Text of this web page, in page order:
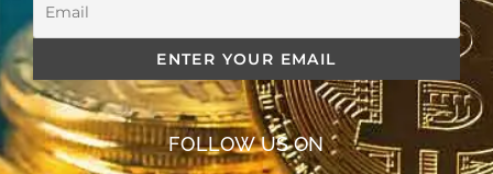
FOLLOW US ON